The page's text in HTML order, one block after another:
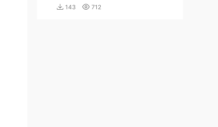
143 712